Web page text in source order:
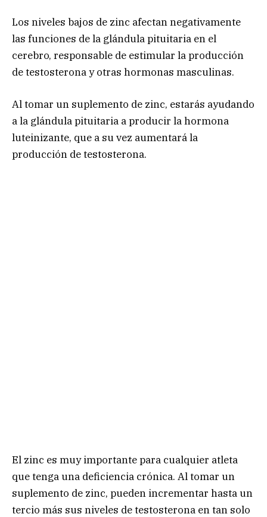
Los niveles bajos de zinc afectan negativamente
las funciones de la glándula pituitaria en el
cerebro, responsable de estimular la producción
de testosterona y otras hormonas masculinas.
Al tomar un suplemento de zinc, estarás ayudando
a la glándula pituitaria a producir la hormona
luteinizante, que a su vez aumentará la
producción de testosterona.
El zinc es muy importante para cualquier atleta
que tenga una deficiencia crónica. Al tomar un
suplemento de zinc, pueden incrementar hasta un
tercio más sus niveles de testosterona en tan solo